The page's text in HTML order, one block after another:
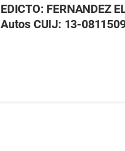
EDICTO: FERNANDEZ
Autos CUIJ: 13-